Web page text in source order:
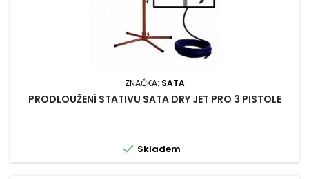
ZNAČKA: SATA
PRODLOUŽENÍ STATIVU SATA DRY JET PRO 3 PISTOLE
 Skladem